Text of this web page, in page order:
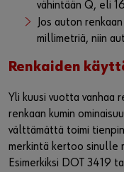
vähintään Q, eli
Jos auton
millimetriä, niin
Renkaiden
Yli kuusi vuotta vanhaa
renkaan kumin
välttämättä toimi
merkintä kertoo sinulle
Esimerkiksi DOT 3419